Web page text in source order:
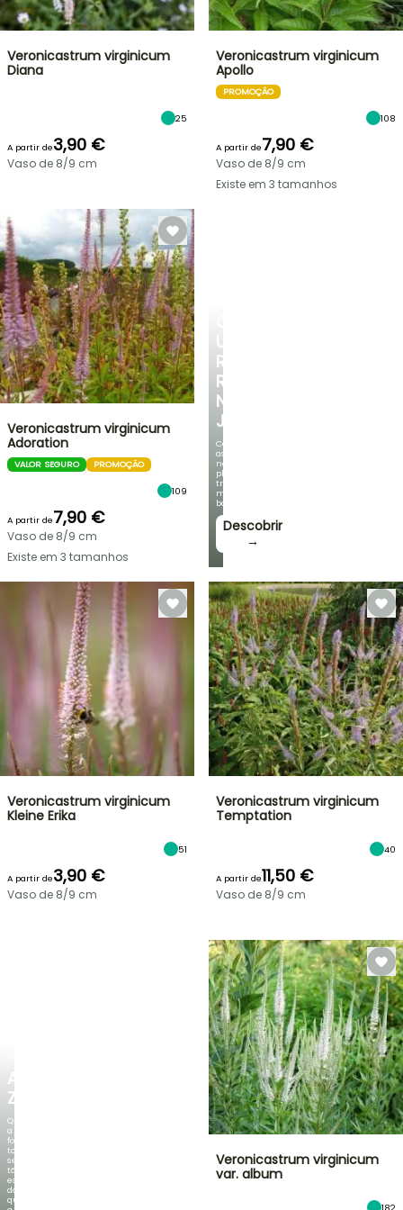
UM
RECANTO
REFRESCANTE
NO
JARDIM
Com
as
nossas
plantas
trepadeiras
mais
bonitas!
Descobrir
→
AGAPANTHUS
ZAMBEZI
Quando
a
folhagem
torna-
se
tão
espetacular
do
que
Veronicastrum virginicum
Diana
25
A partir de3,90 €
Vaso de 8/9 cm
Veronicastrum virginicum
Apollo
PROMOÇÃO
108
A partir de7,90 €
Vaso de 8/9 cm
Existe em 3 tamanhos
Veronicastrum virginicum
Adoration
VALOR SEGURO PROMOÇÃO
109
A partir de7,90 €
Vaso de 8/9 cm
Existe em 3 tamanhos
Veronicastrum virginicum
Kleine Erika
51
A partir de3,90 €
Vaso de 8/9 cm
Veronicastrum virginicum
Temptation
40
A partir de11,50 €
Vaso de 8/9 cm
Veronicastrum virginicum
var. album
182